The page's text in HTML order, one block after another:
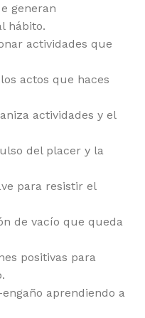
generan
hábito.
actividades que
actos que haces
actividades y el
del placer y la
para resistir el
de vacío que queda
positivas para
aprendiendo a